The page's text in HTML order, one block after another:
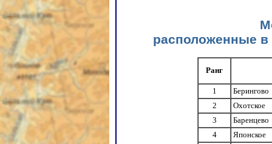
расположенные
Ранг
1
Берингово
2
Охотское
3
Баренцево
4
Японское